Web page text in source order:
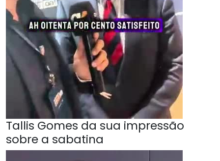
Tallis Gomes da sua impressão
sobre a sabatina